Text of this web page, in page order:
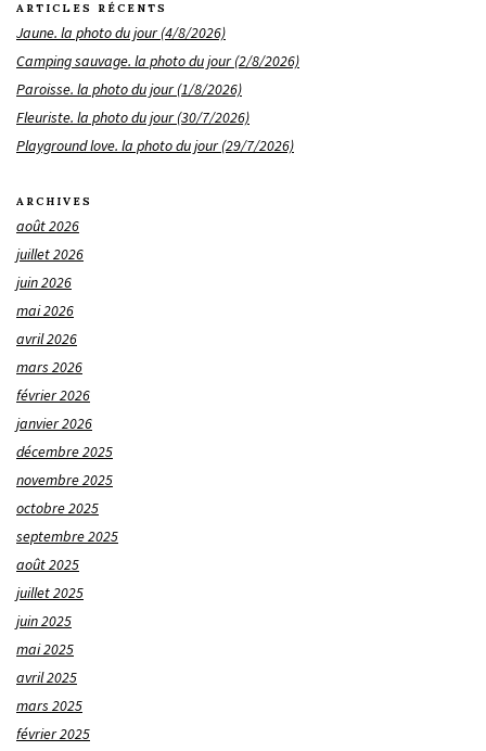
ARTICLES RÉCENTS
Jaune. la photo du jour (4/8/2026)
Camping sauvage. la photo du jour (2/8/2026)
Paroisse. la photo du jour (1/8/2026)
Fleuriste. la photo du jour (30/7/2026)
Playground love. la photo du jour (29/7/2026)
ARCHIVES
août 2026
juillet 2026
juin 2026
mai 2026
avril 2026
mars 2026
février 2026
janvier 2026
décembre 2025
novembre 2025
octobre 2025
septembre 2025
août 2025
juillet 2025
juin 2025
mai 2025
avril 2025
mars 2025
février 2025